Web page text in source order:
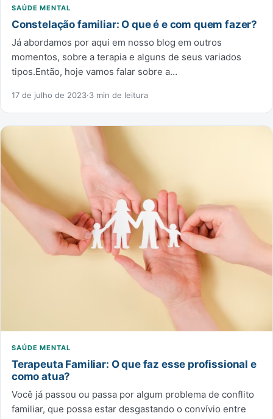
SAÚDE MENTAL
Constelação familiar: O que é e com quem fazer?
Já abordamos por aqui em nosso blog em outros
momentos, sobre a terapia e alguns de seus variados
tipos.Então, hoje vamos falar sobre a…
17 de julho de 2023·3 min de leitura
SAÚDE MENTAL
Terapeuta Familiar: O que faz esse profissional e
como atua?
Você já passou ou passa por algum problema de conflito
familiar, que possa estar desgastando o convívio entre